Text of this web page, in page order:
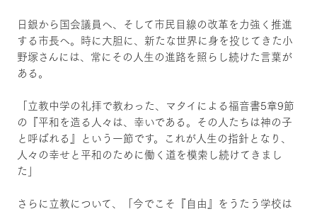
日銀から国会議員へ、そして市民目線の改革を力強く推進
する市長へ。時に大胆に、新たな世界に身を投じてきた小
野塚さんには、常にその人生の進路を照らし続けた言葉が
ある。
「立教中学の礼拝で教わった、マタイによる福音書5章9節
の『平和を造る人々は、幸いである。その人たちは神の子
と呼ばれる』という一節です。これが人生の指針となり、
人々の幸せと平和のために働く道を模索し続けてきまし
た」
さらに立教について、「今でこそ『自由』をうたう学校は